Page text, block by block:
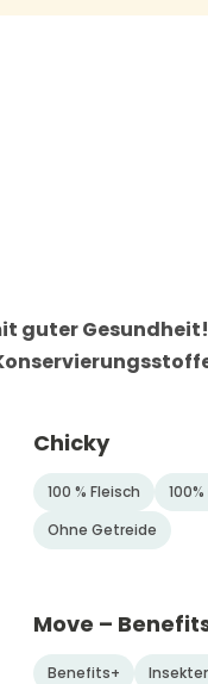
guter Gesundheit!
Chicky
100 % Fleisch
Ohne Getreide
Move –
Benefits+